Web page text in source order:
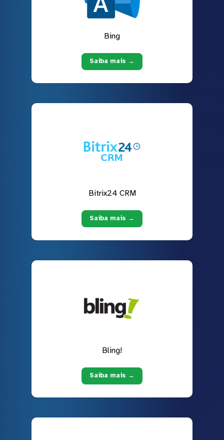
Bing
Saiba mais →
Bitrix24 CRM
Saiba mais →
Bling!
Saiba mais →